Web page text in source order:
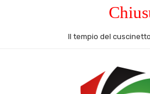
Il tempio del cuscinetto